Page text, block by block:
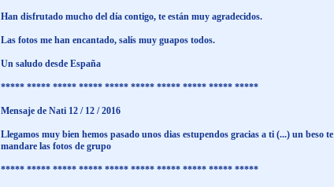
Han disfrutado mucho del día contigo, te están muy agradecidos.
Las fotos me han encantado, salís muy guapos todos.
Un saludo desde España
***** ***** ***** ***** ***** ***** ***** ***** ***** *****
Mensaje de Nati 12 / 12 / 2016
Llegamos muy bien hemos pasado unos dias estupendos gracias a ti (...) un beso te
mandare las fotos de grupo
***** ***** ***** ***** ***** ***** ***** ***** ***** *****